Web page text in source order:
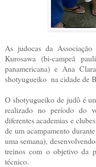
As judocas da
Kurosawa (bi-campeã
panamericana) e Ana
shotyugueiko na cidade de
O shotyugueiko de judô é
realizado no período do
diferentes academias e
de um acampamento
uma semana),
treinos com o objetivo da
técnico.